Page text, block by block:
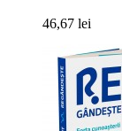
46,67 lei